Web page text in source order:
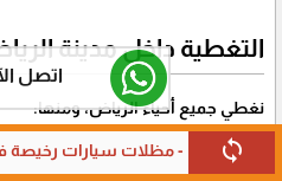
اتصل
sync
في الرياض link صيانة تركيب قرميد
التغطية داخل مدينة
نغطي جميع أحياء الرياض، ومنها:
حي الياسمين، حي النرجس، حي
الروابي، حي الرمال، حي اليرموك،